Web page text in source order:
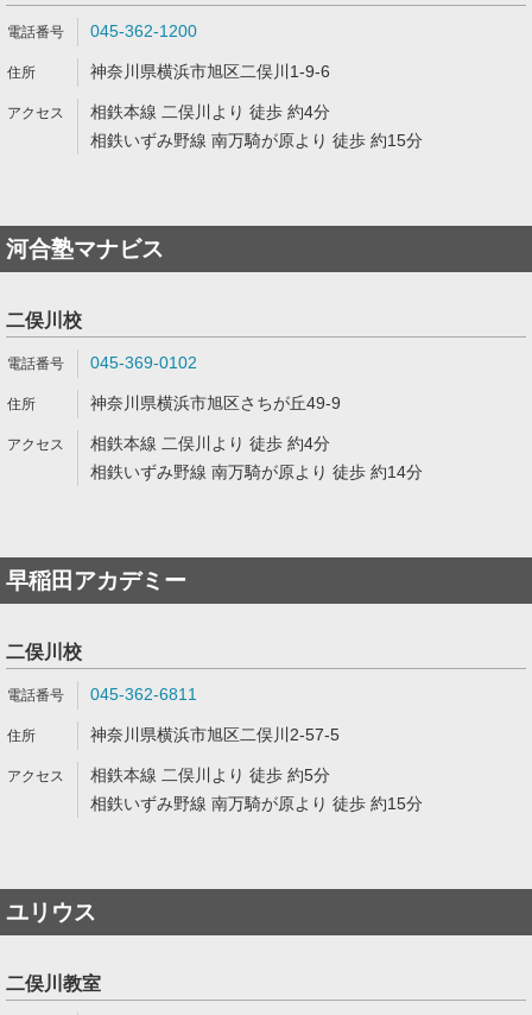
045-362-1200
神奈川県横浜市旭区二俣川1-9-6
相鉄本線 二俣川より 徒歩 約4分
相鉄いずみ野線 南万騎が原より 徒歩 約15分
河合塾マナビス
二俣川校
045-369-0102
神奈川県横浜市旭区さちが丘49-9
相鉄本線 二俣川より 徒歩 約4分
相鉄いずみ野線 南万騎が原より 徒歩 約14分
早稲田アカデミー
二俣川校
045-362-6811
神奈川県横浜市旭区二俣川2-57-5
相鉄本線 二俣川より 徒歩 約5分
相鉄いずみ野線 南万騎が原より 徒歩 約15分
ユリウス
二俣川教室